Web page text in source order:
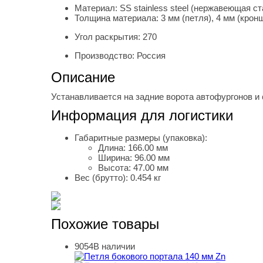
Материал: SS stainless steel (нержавеющая
Толщина материала: 3 мм (петля), 4 мм
Угол раскрытия: 270
Производство: Россия
Описание
Устанавливается на задние ворота автофургонов и
Информация для логистики
Габаритные размеры (упаковка):
Длина: 166.00 мм
Ширина: 96.00 мм
Высота: 47.00 мм
Вес (брутто): 0.454 кг
Похожие товары
Петля бокового портала 140 мм Zn
9054В наличии